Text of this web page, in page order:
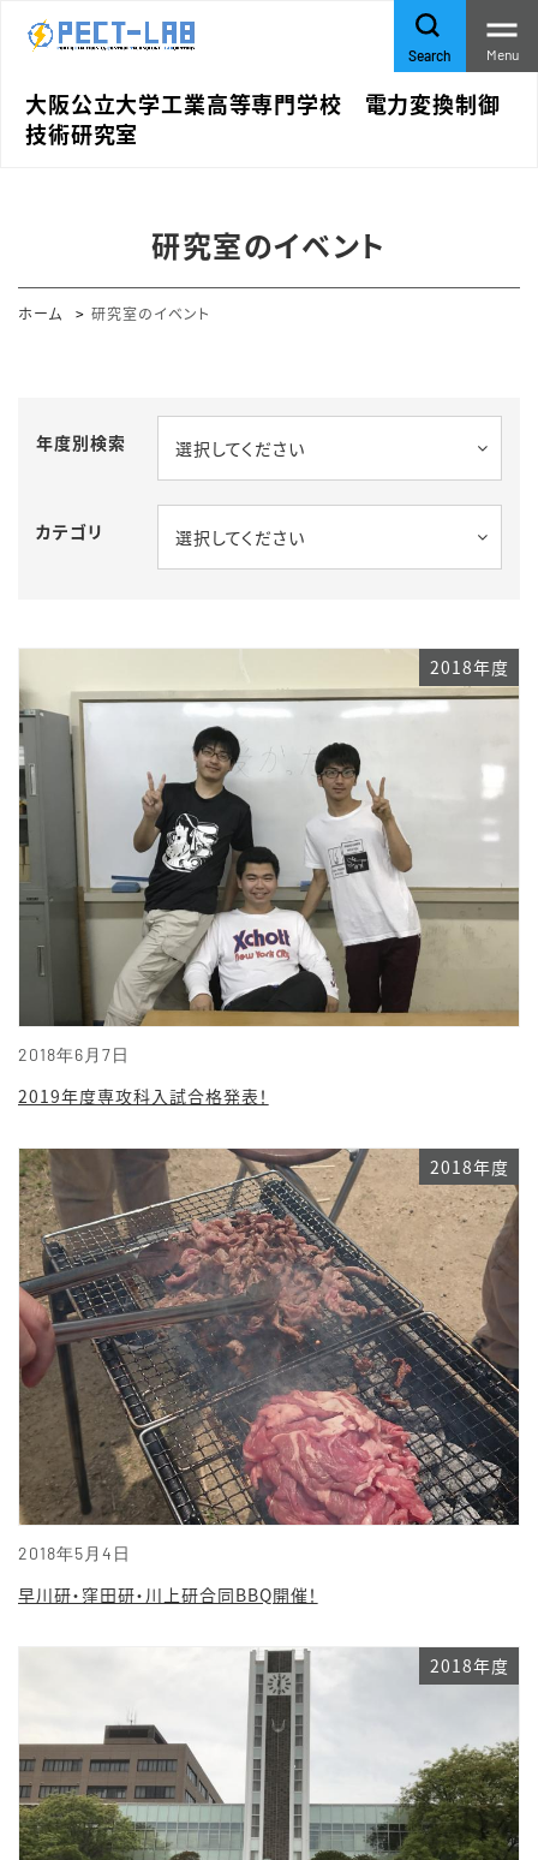
大阪公立大学工業高等専門学校 電力変換制御
技術研究室
Search Menu
研究室のイベント
ホーム 研究室のイベント
年度別検索 選択してください
カテゴリ 選択してください
2018年6月7日
2018年度
2019年度専攻科入試合格発表！
2018年5月4日
2018年度
早川研・窪田研・川上研合同BBQ開催！
2018年度